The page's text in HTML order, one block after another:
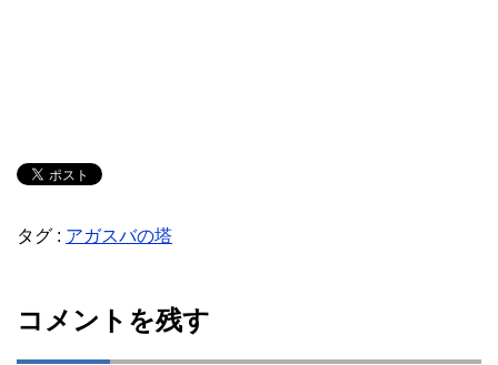
タグ : アガスバの塔
コメントを残す